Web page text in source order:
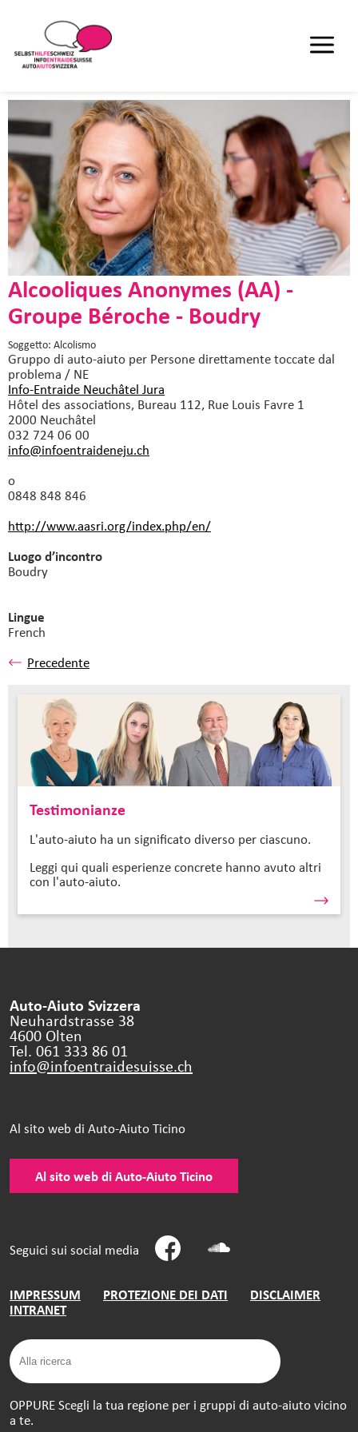
Alcooliques Anonymes (AA) -
Groupe Béroche - Boudry
Soggetto: Alcolismo
Gruppo di auto-aiuto per Persone direttamente toccate dal
problema / NE
Info-Entraide Neuchâtel Jura
Hôtel des associations, Bureau 112, Rue Louis Favre 1
2000 Neuchâtel
032 724 06 00
info@infoentraideneju.ch
o
0848 848 846
http://www.aasri.org/index.php/en/
Luogo d’incontro
Boudry
Lingue
French
Precedente
Testimonianze
L'auto-aiuto ha un significato diverso per ciascuno.
Leggi qui quali esperienze concrete hanno avuto altri
con l'auto-aiuto.
Auto-Aiuto Svizzera
Neuhardstrasse 38
4600 Olten
Tel. 061 333 86 01
info@infoentraidesuisse.ch
Al sito web di Auto-Aiuto Ticino
Al sito web di Auto-Aiuto Ticino
Seguici sui social media
IMPRESSUM PROTEZIONE DEI DATI
DISCLAIMER
INTRANET
OPPURE Scegli la tua regione per i gruppi di auto-aiuto vicino
a te.